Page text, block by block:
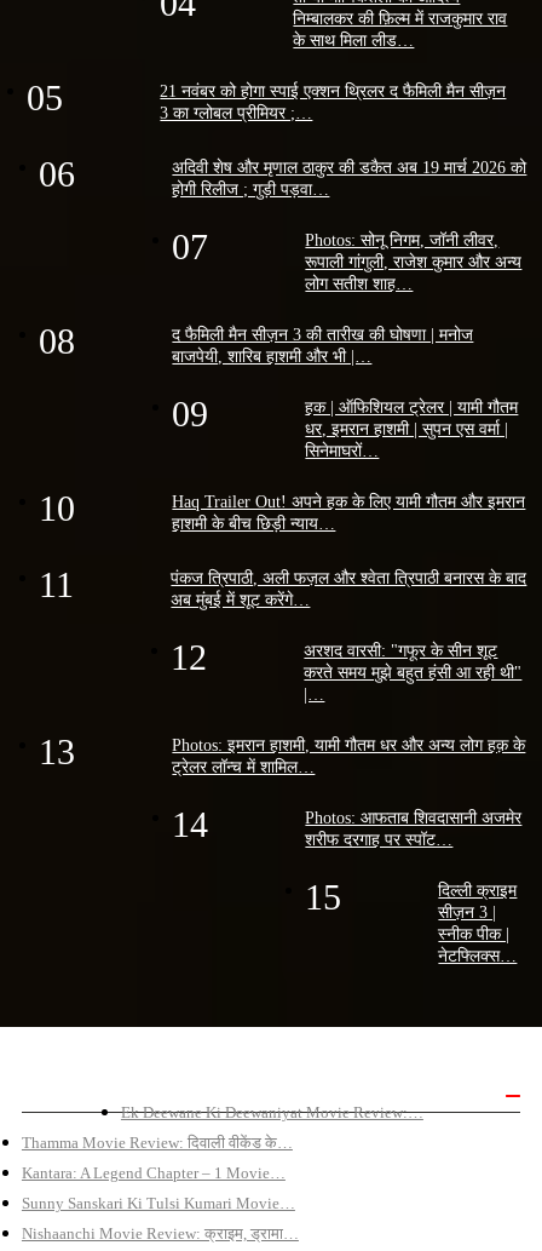
निम्बालकर की फ़िल्म में राजकुमार राव
के साथ मिला लीड…
05
21 नवंबर को होगा स्पाई एक्शन थ्रिलर द फैमिली मैन सीज़न
3 का ग्लोबल प्रीमियर ;…
06
अदिवी शेष और मृणाल ठाकुर की डकैत अब 19 मार्च 2026 को
होगी रिलीज ; गुड़ी पड़वा…
07
Photos: सोनू निगम, जॉनी लीवर,
रूपाली गांगुली, राजेश कुमार और अन्य
लोग सतीश शाह…
08
द फैमिली मैन सीज़न 3 की तारीख की घोषणा | मनोज
बाजपेयी, शारिब हाशमी और भी |…
09
हक | ऑफिशियल ट्रेलर | यामी गौतम
धर, इमरान हाशमी | सुपन एस वर्मा |
सिनेमाघरों…
10
Haq Trailer Out! अपने हक के लिए यामी गौतम और इमरान
हाशमी के बीच छिड़ी न्याय…
11
पंकज त्रिपाठी, अली फज़ल और श्वेता त्रिपाठी बनारस के बाद
अब मुंबई में शूट करेंगे…
12
अरशद वारसी: "गफूर के सीन शूट
करते समय मुझे बहुत हंसी आ रही थी"
|…
13
Photos: इमरान हाशमी, यामी गौतम धर और अन्य लोग हक़ के
ट्रेलर लॉन्च में शामिल…
14
Photos: आफताब शिवदासानी अजमेर
शरीफ दरगाह पर स्पॉट…
15
दिल्ली क्राइम
सीज़न 3 |
स्नीक पीक |
नेटफ्लिक्स…
Ek Deewane Ki Deewaniyat Movie Review:…
Thamma Movie Review: दिवाली वीकेंड के…
Kantara: A Legend Chapter – 1 Movie…
Sunny Sanskari Ki Tulsi Kumari Movie…
Nishaanchi Movie Review: क्राइम, ड्रामा…